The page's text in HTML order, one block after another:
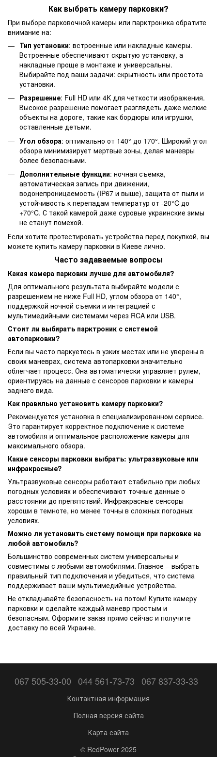
Как выбрать камеру парковки?
При выборе парковочной камеры или парктроника обратите
внимание на:
Тип установки: встроенные или накладные камеры.
Встроенные обеспечивают скрытую установку, а
накладные проще в монтаже и универсальны.
Выбирайте под ваши задачи: скрытность или простота
установки.
Разрешение: Full HD или 4K для четкости изображения.
Высокое разрешение помогает разглядеть даже мелкие
объекты на дороге, такие как бордюры или игрушки,
оставленные детьми.
Угол обзора: оптимально от 140° до 170°. Широкий угол
обзора минимизирует мертвые зоны, делая маневры
более безопасными.
Дополнительные функции: ночная съемка,
автоматическая запись при движении,
водонепроницаемость (IP67 и выше), защита от пыли и
устойчивость к перепадам температур от -20°C до
+70°C. С такой камерой даже суровые украинские зимы
не станут помехой.
Если хотите протестировать устройства перед покупкой, вы
можете купить камеру парковки в Киеве лично.
Часто задаваемые вопросы
Какая камера парковки лучше для автомобиля?
Для оптимального результата выбирайте модели с
разрешением не ниже Full HD, углом обзора от 140°,
поддержкой ночной съемки и интеграцией с
мультимедийными системами через RCA или USB.
Стоит ли выбирать парктроник с системой
автопарковки?
Если вы часто паркуетесь в узких местах или не уверены в
своих маневрах, система автопарковки значительно
облегчает процесс. Она автоматически управляет рулем,
ориентируясь на данные с сенсоров парковки и камеры
заднего вида.
Как правильно установить камеру парковки?
Рекомендуется установка в специализированном сервисе.
Это гарантирует корректное подключение к системе
автомобиля и оптимальное расположение камеры для
максимального обзора.
Какие сенсоры парковки выбрать: ультразвуковые или
инфракрасные?
Ультразвуковые сенсоры работают стабильно при любых
погодных условиях и обеспечивают точные данные о
расстоянии до препятствий. Инфракрасные сенсоры
хороши в темноте, но менее точны в сложных погодных
условиях.
Можно ли установить систему помощи при парковке на
любой автомобиль?
Большинство современных систем универсальны и
совместимы с любыми автомобилями. Главное – выбрать
правильный тип подключения и убедиться, что система
поддерживает ваши мультимедийные устройства.
Не откладывайте безопасность на потом! Купите камеру
парковки и сделайте каждый маневр простым и
безопасным. Оформите заказ прямо сейчас и получите
доставку по всей Украине.
067 505-33-00 044 561-73-73 067 837-33-33
Контактная информация
Полная версия сайта
Карта сайта
© RedPower 2025